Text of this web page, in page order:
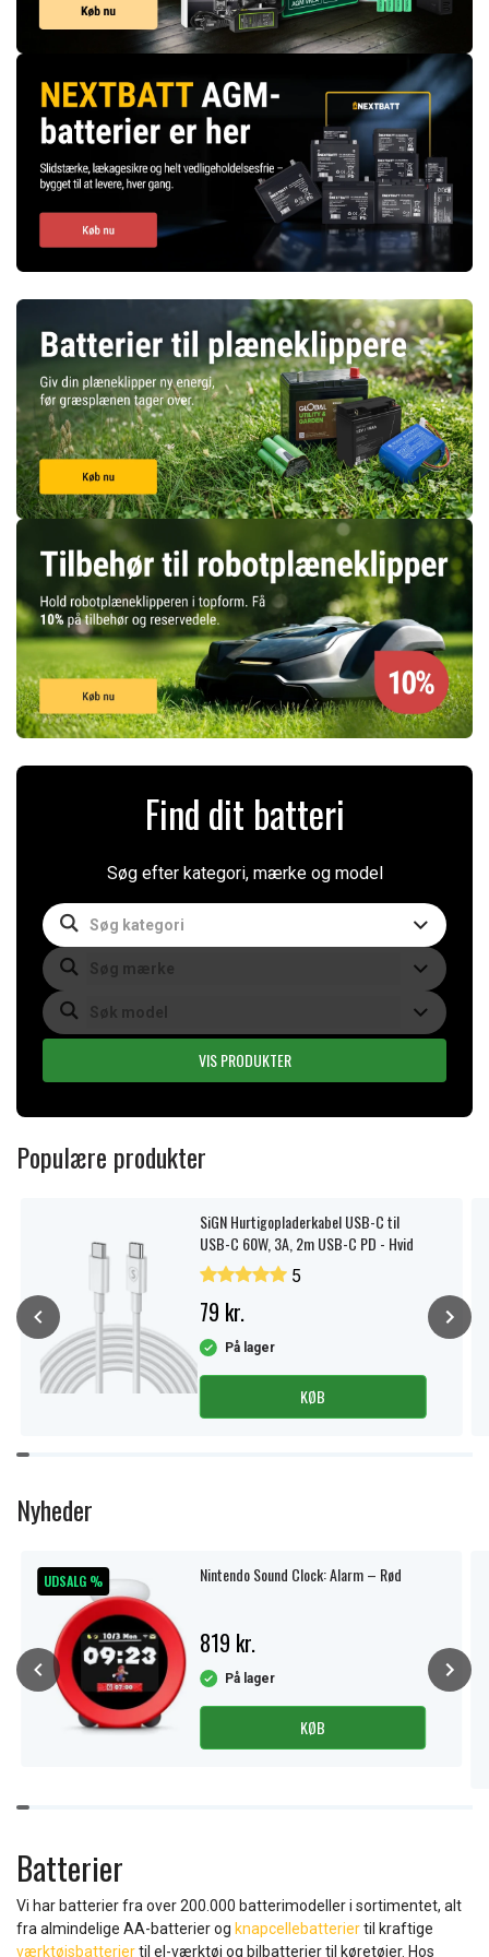
Find dit batteri
Søg efter kategori, mærke og model
VIS PRODUKTER
Populære produkter
SiGN Hurtigopladerkabel USB-C til
USB-C 60W, 3A, 2m USB-C PD - Hvid
5
79 kr.
På lager
KØB
of
11
Nyheder
UDSALG % Nintendo Sound Clock: Alarm – Rød
819 kr.
På lager
KØB
of
10
Batterier
Vi har batterier fra over 200.000 batterimodeller i sortimentet, alt
fra almindelige AA-batterier og knapcellebatteriertil kraftige
værktøjsbatteriertil el-værktøj og bilbatterier til køretøjer. Hos